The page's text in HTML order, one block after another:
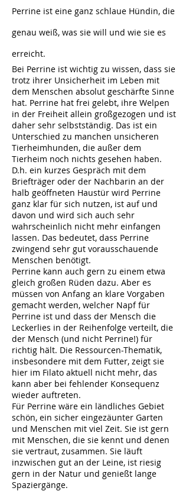
Perrine ist eine ganz schlaue Hündin, die
genau weiß, was sie will und wie sie es
erreicht.
Bei Perrine ist wichtig zu wissen, dass sie
trotz ihrer Unsicherheit im Leben mit
dem Menschen absolut geschärfte Sinne
hat. Perrine hat frei gelebt, ihre Welpen
in der Freiheit allein großgezogen und ist
daher sehr selbstständig. Das ist ein
Unterschied zu manchen unsicheren
Tierheimhunden, die außer dem
Tierheim noch nichts gesehen haben.
D.h. ein kurzes Gespräch mit dem
Briefträger oder der Nachbarin an der
halb geöffneten Haustür wird Perrine
ganz klar für sich nutzen, ist auf und
davon und wird sich auch sehr
wahrscheinlich nicht mehr einfangen
lassen. Das bedeutet, dass Perrine
zwingend sehr gut vorausschauende
Menschen benötigt.
Perrine kann auch gern zu einem etwa
gleich großen Rüden dazu. Aber es
müssen von Anfang an klare Vorgaben
gemacht werden, welcher Napf für
Perrine ist und dass der Mensch die
Leckerlies in der Reihenfolge verteilt, die
der Mensch (und nicht Perrine!) für
richtig hält. Die Ressourcen-Thematik,
insbesondere mit dem Futter, zeigt sie
hier im Filato aktuell nicht mehr, das
kann aber bei fehlender Konsequenz
wieder auftreten.
Für Perrine wäre ein ländliches Gebiet
schön, ein sicher eingezäunter Garten
und Menschen mit viel Zeit. Sie ist gern
mit Menschen, die sie kennt und denen
sie vertraut, zusammen. Sie läuft
inzwischen gut an der Leine, ist riesig
gern in der Natur und genießt lange
Spaziergänge.